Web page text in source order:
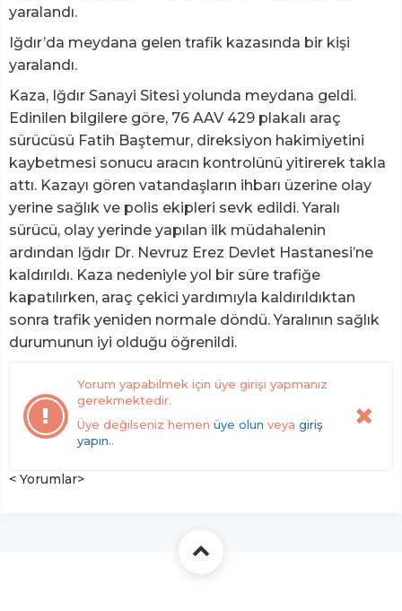
yaralandı.
Iğdır’da meydana gelen trafik kazasında bir kişi
yaralandı.
Kaza, Iğdır Sanayi Sitesi yolunda meydana geldi.
Edinilen bilgilere göre, 76 AAV 429 plakalı araç
sürücüsü Fatih Baştemur, direksiyon hakimiyetini
kaybetmesi sonucu aracın kontrolünü yitirerek takla
attı. Kazayı gören vatandaşların ihbarı üzerine olay
yerine sağlık ve polis ekipleri sevk edildi. Yaralı
sürücü, olay yerinde yapılan ilk müdahalenin
ardından Iğdır Dr. Nevruz Erez Devlet Hastanesi’ne
kaldırıldı. Kaza nedeniyle yol bir süre trafiğe
kapatılırken, araç çekici yardımıyla kaldırıldıktan
sonra trafik yeniden normale döndü. Yaralının sağlık
durumunun iyi olduğu öğrenildi.
Yorum yapabilmek için üye girişi yapmanız
gerekmektedir.
Üye değilseniz hemen üye olun veya giriş
yapın..
< Yorumlar>